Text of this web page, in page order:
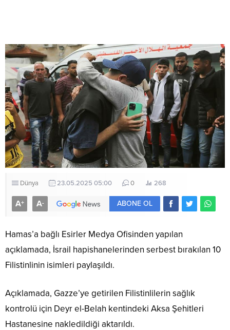
Dünya 23.05.2025 05:00 0 268
A+ A- ABONE OL
Hamas’a bağlı Esirler Medya Ofisinden yapılan
açıklamada, İsrail hapishanelerinden serbest bırakılan 10
Filistinlinin isimleri paylaşıldı.
Açıklamada, Gazze’ye getirilen Filistinlilerin sağlık
kontrolü için Deyr el-Belah kentindeki Aksa Şehitleri
Hastanesine nakledildiği aktarıldı.